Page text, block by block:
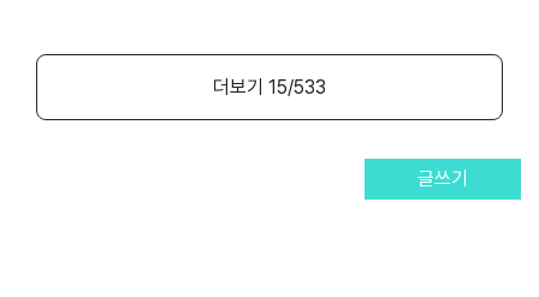
더보기 15/533
글쓰기